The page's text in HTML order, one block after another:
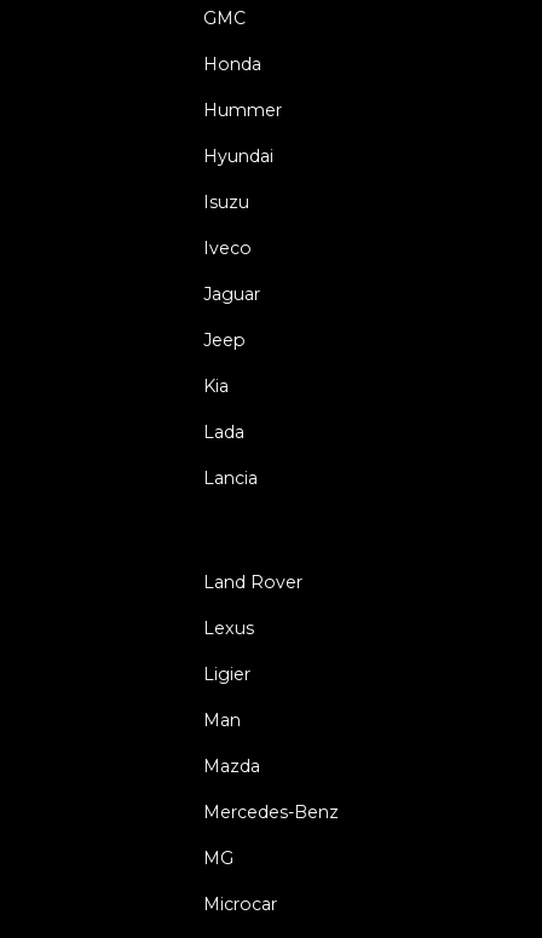
GMC
Honda
Hummer
Hyundai
Isuzu
Iveco
Jaguar
Jeep
Kia
Lada
Lancia
Land Rover
Lexus
Ligier
Man
Mazda
Mercedes-Benz
MG
Microcar